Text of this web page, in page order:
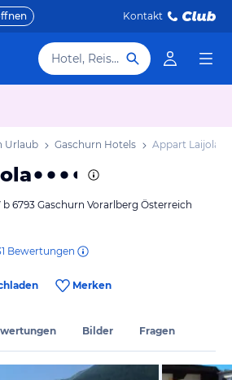
Kontakt
Hotel, Reiseziel
Urlaub Gaschurn Hotels Appart Laijola
6793 Gaschurn Vorarlberg Österreich
Bewertungen
Merken
Bilder Fragen